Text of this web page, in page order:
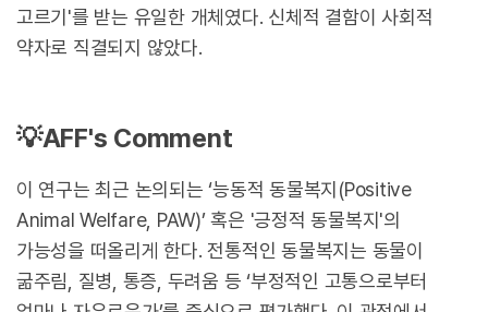
고르기'를 받는 유일한 개체였다. 신체적 결함이 사회적
약자로 직결되지 않았다.
💡AFF's Comment
이 연구는 최근 논의되는 ‘능동적 동물복지(Positive
Animal Welfare, PAW)’ 혹은 '긍정적 동물복지'의
가능성을 떠올리게 한다. 전통적인 동물복지는 동물이
굶주림, 질병, 통증, 두려움 등 ‘부정적인 고통으로부터